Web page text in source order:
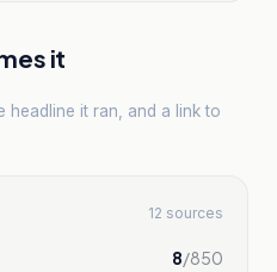
it
headline it ran, and a link to
12 sources
8/850